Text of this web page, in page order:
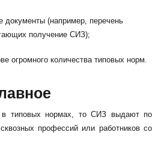
документы (например, перечень
получение СИЗ);
огромного количества типовых норм.
в типовых нормах, то СИЗ выдают по
профессий или работников со